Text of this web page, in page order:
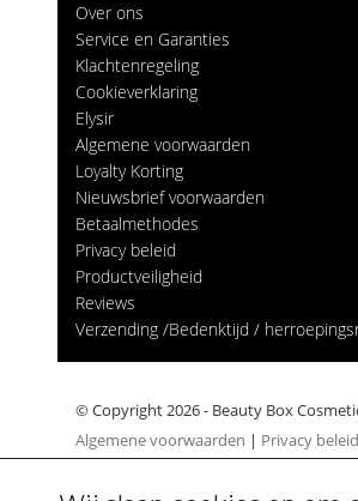
Over ons
Service en Garanties
Klachtenregeling
Cookieverklaring
Elysir
Algemene voorwaarden
Loyalty Korting
Nieuwsbrief voorwaarden
Betaalmethodes
Privacy beleid
Productveiligheid
Reviews
Verzending /Bedenktijd /
© Copyright 2026 - Beauty Box
Algemene voorwaarden | Privacy beleid